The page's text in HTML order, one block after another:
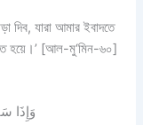
দিব, যারা আমার ইবাদতে
হয়ে।’ [আল-মু‘মিন-৬০]
﴿